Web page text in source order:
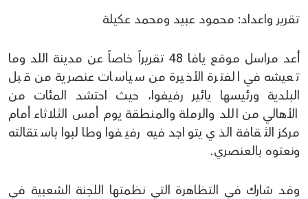
تقرير واعداد: محمود عبيد ومحمد عكيلة
أعد مراسل موقع يافا 48 تقريراً خاصاً عن مدينة اللد وما
تعيشه في الفترة الأخيرة من سياسات عنصرية من قبل
البلدية ورئيسها يائير رفيفوا، حيث احتشد المئات من
الأهالي من اللد والرملة والمنطقة يوم أمس الثلاثاء أمام
مركز الثقافة الذي يتواجد فيه رفيفوا وطالبوا باستقالته
ونعتوه بالعنصري.
وقد شارك في التظاهرة التي نظمتها اللجنة الشعبية في